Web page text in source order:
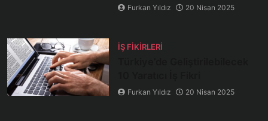
Furkan Yıldız 20 Nisan 2025
İŞ FIKIRLERI
Furkan Yıldız 20 Nisan 2025